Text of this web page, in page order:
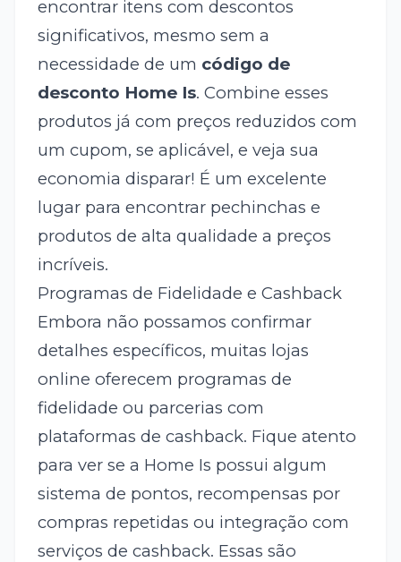
encontrar itens com descontos
significativos, mesmo sem a
necessidade de um código de
desconto Home Is. Combine esses
produtos já com preços reduzidos com
um cupom, se aplicável, e veja sua
economia disparar! É um excelente
lugar para encontrar pechinchas e
produtos de alta qualidade a preços
incríveis.
Programas de Fidelidade e Cashback
Embora não possamos confirmar
detalhes específicos, muitas lojas
online oferecem programas de
fidelidade ou parcerias com
plataformas de cashback. Fique atento
para ver se a Home Is possui algum
sistema de pontos, recompensas por
compras repetidas ou integração com
serviços de cashback. Essas são